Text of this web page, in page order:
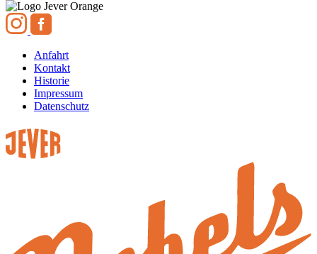
Anfahrt
Kontakt
Historie
Impressum
Datenschutz